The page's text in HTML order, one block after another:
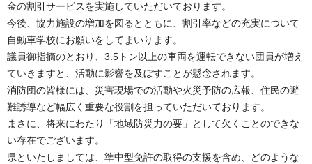
金の割引サービスを実施していただいております。
今後、協力施設の増加を図るとともに、割引率などの充実について
自動車学校にお願いをしてまいります。
議員御指摘のとおり、3.5トン以上の車両を運転できない団員が増え
ていきますと、活動に影響を及ぼすことが懸念されます。
消防団の皆様には、災害現場での活動や火災予防の広報、住民の避
難誘導など幅広く重要な役割を担っていただいております。
まさに、将来にわたり「地域防災力の要」として欠くことのできな
い存在でございます。
県といたしましては、準中型免許の取得の支援を含め、どのような